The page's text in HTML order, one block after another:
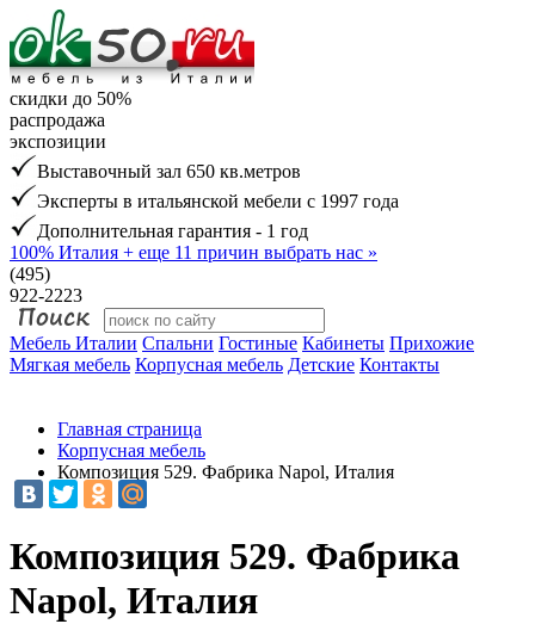
скидки до 50%
распродажа
экспозиции
Выставочный зал 650 кв.метров
Эксперты в итальянской мебели с 1997 года
Дополнительная гарантия - 1 год
100% Италия + еще 11 причин выбрать нас »
(495)
922-2223
Мебель Италии Спальни Гостиные Кабинеты Прихожие
Мягкая мебель Корпусная мебель Детские Контакты
Главная страница
Корпусная мебель
Композиция 529. Фабрика Napol, Италия
Композиция 529. Фабрика
Napol, Италия